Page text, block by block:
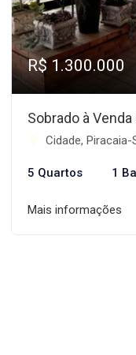
R$ 1.300.000
Sobrado à
Cidade, Piracaia-
5 Quartos 1
Mais informações